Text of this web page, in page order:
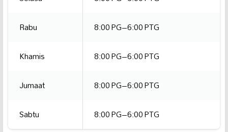
Rabu
8:00 PG–6:00 PTG
Khamis
8:00 PG–6:00 PTG
Jumaat
8:00 PG–6:00 PTG
Sabtu
8:00 PG–6:00 PTG